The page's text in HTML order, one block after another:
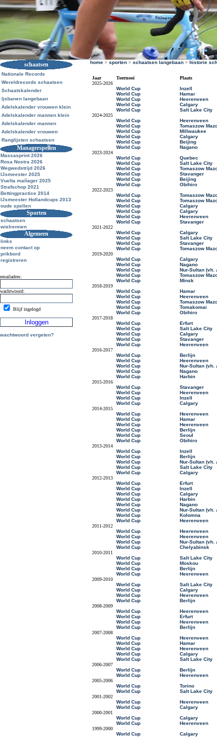
schaatsen
Nationale Records
Wereldrecords schaatsen
Schaatskalender
Ijsbanen langebaan
Adelskalender vrouwen klein
Adelskalender mannen klein
Adelskalender mannen
Adelskalender vrouwen
Ranglijsten schaatsen
Managerspellen
Massasprint 2026
Rosa Nostra 2026
Wegwedstrijd 2026
IJsmeester 2025
Vuelta mañager 2025
Strafschop 2021
Bettingpractice 2014
IJsmeester Hollandcups 2013
oude spellen
Sporten
schaatsen
wielrennen
Algemeen
links
neem contact op
prikbord
registreren
emailadres:
wachtwoord:
Blijf ingelogd
wachtwoord vergeten?
home > sporten > schaatsen langebaan > historie
Jaar Toernooi
Plaats
2025-2026
World Cup
Inzell
World Cup
Hamar
World Cup
Heerenveen
World Cup
Calgary
World Cup
Salt Lake City
2024-2025
World Cup
Heerenveen
World Cup
Tomaszow
World Cup
Millwaukee
World Cup
Calgary
World Cup
Beijing
World Cup
Nagano
2023-2024
World Cup
Quebec
World Cup
Salt Lake City
World Cup
Tomaszow
World Cup
Stavanger
World Cup
Beijing
World Cup
Obihiro
2022-2023
World Cup
Tomaszow
World Cup
Tomaszow
World Cup
Calgary
World Cup
Calgary
World Cup
Heerenveen
World Cup
Stavanger
2021-2022
World Cup
Calgary
World Cup
Salt Lake City
World Cup
Stavanger
World Cup
Tomaszow
2019-2020
World Cup
Calgary
World Cup
Nagano
World Cup
Nur-Sultan (vh.
World Cup
Tomaszow
World Cup
Minsk
2018-2019
World Cup
Hamar
World Cup
Heerenveen
World Cup
Tomaszow
World Cup
Tomakomai
World Cup
Obihiro
2017-2018
World Cup
Erfurt
World Cup
Salt Lake City
World Cup
Calgary
World Cup
Stavanger
World Cup
Heerenveen
2016-2017
World Cup
Berlijn
World Cup
Heerenveen
World Cup
Nur-Sultan (vh.
World Cup
Nagano
World Cup
Harbin
2015-2016
World Cup
Stavanger
World Cup
Heerenveen
World Cup
Inzell
World Cup
Calgary
2014-2015
World Cup
Heerenveen
World Cup
Hamar
World Cup
Heerenveen
World Cup
Berlijn
World Cup
Seoul
World Cup
Obihiro
2013-2014
World Cup
Inzell
World Cup
Berlijn
World Cup
Nur-Sultan (vh.
World Cup
Salt Lake City
World Cup
Calgary
2012-2013
World Cup
Erfurt
World Cup
Inzell
World Cup
Calgary
World Cup
Harbin
World Cup
Nagano
World Cup
Nur-Sultan (vh.
World Cup
Kolomna
World Cup
Heerenveen
2011-2012
World Cup
Heerenveen
World Cup
Heerenveen
World Cup
Nur-Sultan (vh.
World Cup
Chelyabinsk
2010-2011
World Cup
Salt Lake City
World Cup
Moskou
World Cup
Berlijn
World Cup
Heerenveen
2009-2010
World Cup
Salt Lake City
World Cup
Calgary
World Cup
Heerenveen
World Cup
Berlijn
2008-2009
World Cup
Heerenveen
World Cup
Erfurt
World Cup
Heerenveen
World Cup
Berlijn
2007-2008
World Cup
Heerenveen
World Cup
Hamar
World Cup
Heerenveen
World Cup
Calgary
World Cup
Salt Lake City
2006-2007
World Cup
Berlijn
World Cup
Heerenveen
2005-2006
World Cup
Torino
World Cup
Salt Lake City
2001-2002
World Cup
Heerenveen
World Cup
Calgary
2000-2001
World Cup
Calgary
World Cup
Heerenveen
1999-2000
World Cup
Calgary